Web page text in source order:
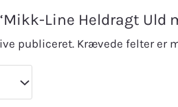
Line Heldragt Uld
publiceret. Krævede felter er